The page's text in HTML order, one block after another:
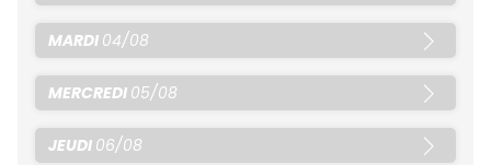
MARDI 04/08
MERCREDI 05/08
JEUDI 06/08